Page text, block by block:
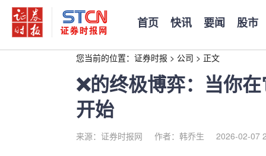
首页 快讯 要闻 股市
您当前的位置： 证券时报 > 公司 > 正文
❌的终极博弈：当你
开始
来源：证券时报网 作者：韩乔生 2026-02-07